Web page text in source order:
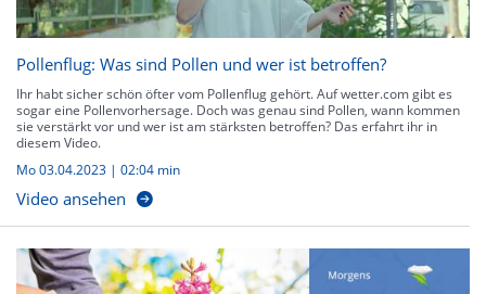
Pollenflug: Was sind Pollen und wer ist betroffen?
Ihr habt sicher schön öfter vom Pollenflug gehört. Auf wetter.com gibt es
sogar eine Pollenvorhersage. Doch was genau sind Pollen, wann kommen
sie verstärkt vor und wer ist am stärksten betroffen? Das erfahrt ihr in
diesem Video.
Mo 03.04.2023 | 02:04 min
Video ansehen